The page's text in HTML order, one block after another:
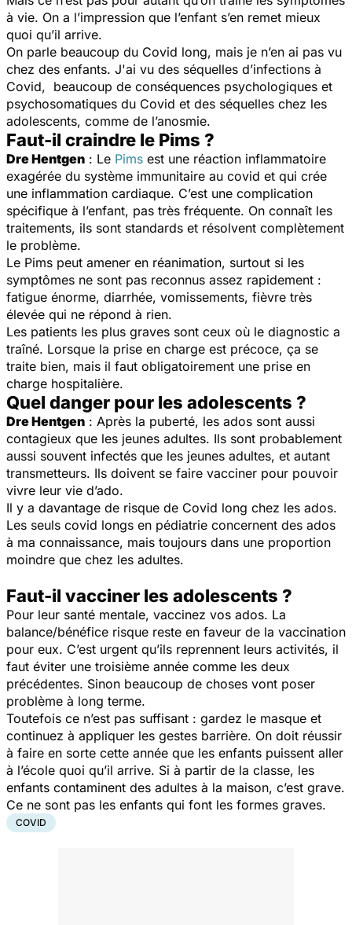
à vie. On a l’impression que l’enfant s’en remet mieux
quoi qu’il arrive.
On parle beaucoup du Covid long, mais je n’en ai pas vu
chez des enfants. J'ai vu des séquelles d’infections à
Covid, beaucoup de conséquences psychologiques et
psychosomatiques du Covid et des séquelles chez les
adolescents, comme de l’anosmie.
Faut-il craindre le Pims ?
Dre Hentgen : Le Pims est une réaction inflammatoire
exagérée du système immunitaire au covid et qui crée
une inflammation cardiaque. C’est une complication
spécifique à l’enfant, pas très fréquente. On connaît les
traitements, ils sont standards et résolvent complètement
le problème.
Le Pims peut amener en réanimation, surtout si les
symptômes ne sont pas reconnus assez rapidement :
fatigue énorme, diarrhée, vomissements, fièvre très
élevée qui ne répond à rien.
Les patients les plus graves sont ceux où le diagnostic a
traîné. Lorsque la prise en charge est précoce, ça se
traite bien, mais il faut obligatoirement une prise en
charge hospitalière.
Quel danger pour les adolescents ?
Dre Hentgen : Après la puberté, les ados sont aussi
contagieux que les jeunes adultes. Ils sont probablement
aussi souvent infectés que les jeunes adultes, et autant
transmetteurs. Ils doivent se faire vacciner pour pouvoir
vivre leur vie d’ado.
Il y a davantage de risque de Covid long chez les ados.
Les seuls covid longs en pédiatrie concernent des ados
à ma connaissance, mais toujours dans une proportion
moindre que chez les adultes.
Faut-il vacciner les adolescents ?
Pour leur santé mentale, vaccinez vos ados. La
balance/bénéfice risque reste en faveur de la vaccination
pour eux. C’est urgent qu’ils reprennent leurs activités, il
faut éviter une troisième année comme les deux
précédentes. Sinon beaucoup de choses vont poser
problème à long terme.
Toutefois ce n’est pas suffisant : gardez le masque et
continuez à appliquer les gestes barrière. On doit réussir
à faire en sorte cette année que les enfants puissent aller
à l’école quoi qu’il arrive. Si à partir de la classe, les
enfants contaminent des adultes à la maison, c’est grave.
Ce ne sont pas les enfants qui font les formes graves.
COVID